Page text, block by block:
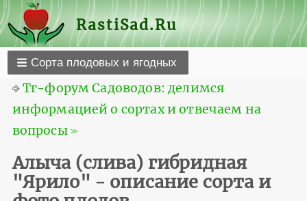
RastiSad.Ru
Сорта плодовых и ягодных
⎆Тг-форум Садоводов: делимся
информацией о сортах и отвечаем на
вопросы ≫
Алыча (слива) гибридная
"Ярило" - описание сорта и